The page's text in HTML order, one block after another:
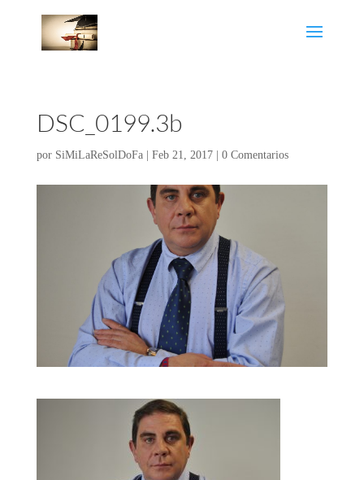
DSC_0199.3b
por SiMiLaReSolDoFa| Feb 21, 2017| 0 Comentarios